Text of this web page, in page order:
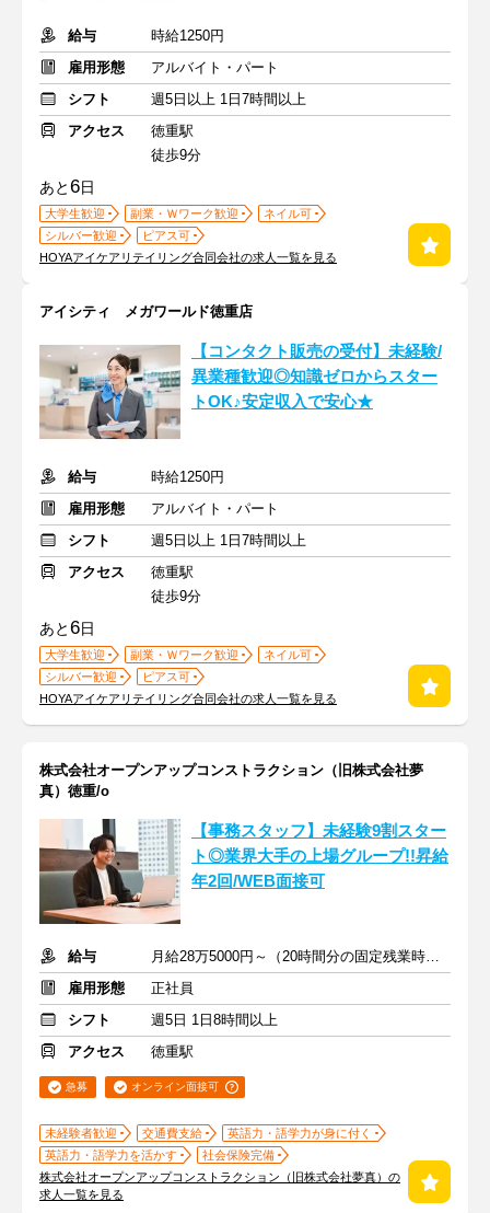
給与
時給1250円
雇用形態
アルバイト・パート
シフト
週5日以上 1日7時間以上
アクセス
徳重駅
徒歩9分
あと6日
大学生歓迎 副業・Ｗワーク歓迎
ネイル可
シルバー歓迎
ピアス可
HOYAアイケアリテイリング合同会社の求人一覧を見る
アイシティ メガワールド徳重店
【コンタクト販売の受付】未経験/
異業種歓迎◎知識ゼロからスター
トOK♪安定収入で安心★
給与
時給1250円
雇用形態
アルバイト・パート
シフト
週5日以上 1日7時間以上
アクセス
徳重駅
徒歩9分
あと6日
大学生歓迎 副業・Ｗワーク歓迎
ネイル可
シルバー歓迎
ピアス可
HOYAアイケアリテイリング合同会社の求人一覧を見る
株式会社オープンアップコンストラクション（旧株式会社夢
真）徳重/o
【事務スタッフ】未経験9割スター
ト◎業界大手の上場グループ!!昇給
年2回/WEB面接可
給与
月給28万5000円～（20時間分の固定残業時間代を含む）
雇用形態
正社員
シフト
週5日 1日8時間以上
アクセス
徳重駅
急募 オンライン面接可
未経験者歓迎 交通費支給
英語力・語学力が身に付く
英語力・語学力を活かす
社会保険完備
株式会社オープンアップコンストラクション（旧株式会社夢真）の
求人一覧を見る